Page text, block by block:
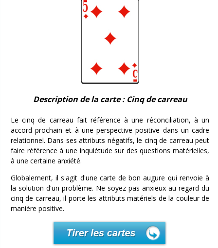
Description de la carte : Cinq de carreau
Le cinq de carreau fait référence à une réconciliation, à un
accord prochain et à une perspective positive dans un cadre
relationnel. Dans ses attributs négatifs, le cinq de carreau peut
faire référence à une inquiétude sur des questions matérielles,
à une certaine anxiété.
Globalement, il s'agit d'une carte de bon augure qui renvoie à
la solution d'un problème. Ne soyez pas anxieux au regard du
cinq de carreau, il porte les attributs matériels de la couleur de
manière positive.